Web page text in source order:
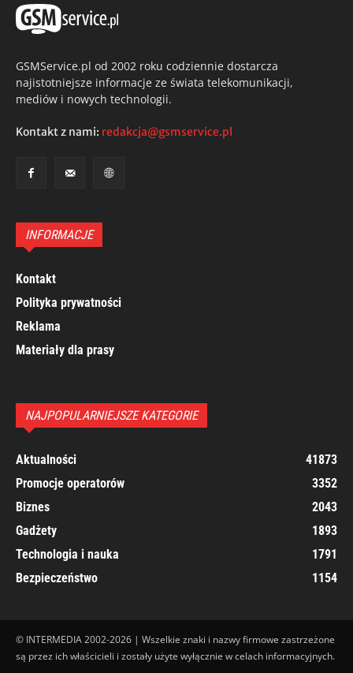
GSMService.pl od 2002 roku codziennie dostarcza
najistotniejsze informacje ze świata telekomunikacji,
mediów i nowych technologii.
Kontakt z nami: redakcja@gsmservice.pl
INFORMACJE
Kontakt
Polityka prywatności
Reklama
Materiały dla prasy
NAJPOPULARNIEJSZE KATEGORIE
Aktualności
41873
Promocje operatorów
3352
Biznes
2043
Gadżety
1893
Technologia i nauka
1791
Bezpieczeństwo
1154
© INTERMEDIA 2002-2026 | Wszelkie znaki i nazwy firmowe zastrzeżone
są przez ich właścicieli i zostały użyte wyłącznie w celach informacyjnych.